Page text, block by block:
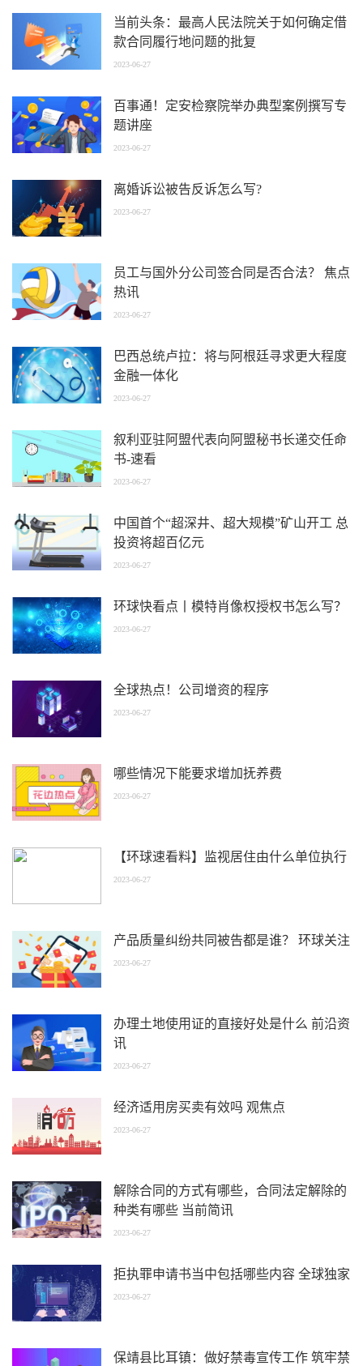
当前头条：最高人民法院关于如何确定借
款合同履行地问题的批复
2023-06-27
百事通！定安检察院举办典型案例撰写专
题讲座
2023-06-27
离婚诉讼被告反诉怎么写?
2023-06-27
员工与国外分公司签合同是否合法？ 焦点
热讯
2023-06-27
巴西总统卢拉：将与阿根廷寻求更大程度
金融一体化
2023-06-27
叙利亚驻阿盟代表向阿盟秘书长递交任命
书-速看
2023-06-27
中国首个“超深井、超大规模”矿山开工 总
投资将超百亿元
2023-06-27
环球快看点丨模特肖像权授权书怎么写？
2023-06-27
全球热点！公司增资的程序
2023-06-27
哪些情况下能要求增加抚养费
2023-06-27
【环球速看料】监视居住由什么单位执行
2023-06-27
产品质量纠纷共同被告都是谁？ 环球关注
2023-06-27
办理土地使用证的直接好处是什么 前沿资
讯
2023-06-27
经济适用房买卖有效吗 观焦点
2023-06-27
解除合同的方式有哪些，合同法定解除的
种类有哪些 当前简讯
2023-06-27
拒执罪申请书当中包括哪些内容 全球独家
2023-06-27
保靖县比耳镇：做好禁毒宣传工作 筑牢禁